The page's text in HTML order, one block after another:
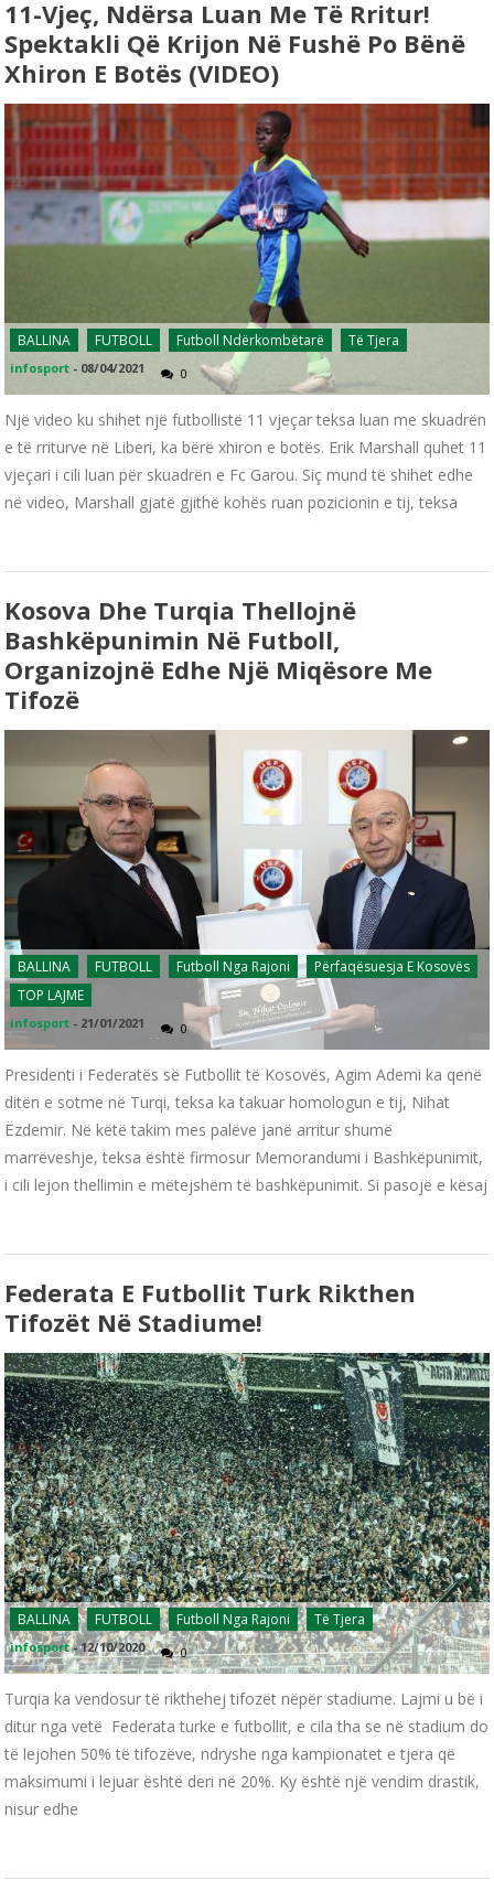
11-Vjeç, Ndërsa Luan Me Të Rritur!
Spektakli Që Krijon Në Fushë Po Bënë
Xhiron E Botës (VIDEO)
BALLINA FUTBOLL Futboll Ndërkombëtarë Të Tjera
infosport - 08/04/2021 0
Një video ku shihet një futbollistë 11 vjeçar teksa luan me skuadrën
e të rriturve në Liberi, ka bërë xhiron e botës. Erik Marshall quhet 11
vjeçari i cili luan për skuadrën e Fc Garou. Siç mund të shihet edhe
në video, Marshall gjatë gjithë kohës ruan pozicionin e tij, teksa
Kosova Dhe Turqia Thellojnë
Bashkëpunimin Në Futboll,
Organizojnë Edhe Një Miqësore Me
Tifozë
BALLINA FUTBOLL Futboll Nga Rajoni
Përfaqësuesja E Kosovës
TOP LAJME
infosport - 21/01/2021 0
Presidenti i Federatës së Futbollit të Kosovës, Agim Ademi ka qenë
ditën e sotme në Turqi, teksa ka takuar homologun e tij, Nihat
Ëzdemir. Në këtë takim mes palëve janë arritur shumë
marrëveshje, teksa është firmosur Memorandumi i Bashkëpunimit,
i cili lejon thellimin e mëtejshëm të bashkëpunimit. Si pasojë e kësaj
Federata E Futbollit Turk Rikthen
Tifozët Në Stadiume!
BALLINA FUTBOLL Futboll Nga Rajoni Të Tjera
infosport -12/10/2020 0
Turqia ka vendosur të rikthehej tifozët nëpër stadiume. Lajmi u bë i
ditur nga vetë Federata turke e futbollit, e cila tha se në stadium do
të lejohen 50% të tifozëve, ndryshe nga kampionatet e tjera që
maksimumi i lejuar është deri në 20%. Ky është një vendim drastik,
nisur edhe